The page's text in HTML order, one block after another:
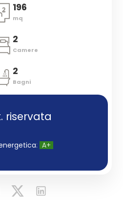
196
mq
2
Camere
2
Bagni
riservata
: A+